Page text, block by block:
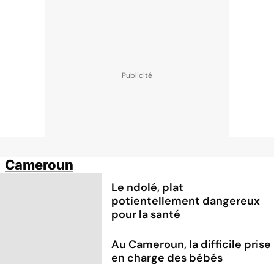
Cameroun
Le ndolé, plat
potientellement dangereux
pour la santé
Au Cameroun, la difficile prise
en charge des bébés